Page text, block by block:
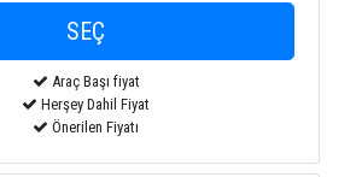
Araç Başı fiyat
Herşey Dahil Fiyat
Önerilen Fiyatı